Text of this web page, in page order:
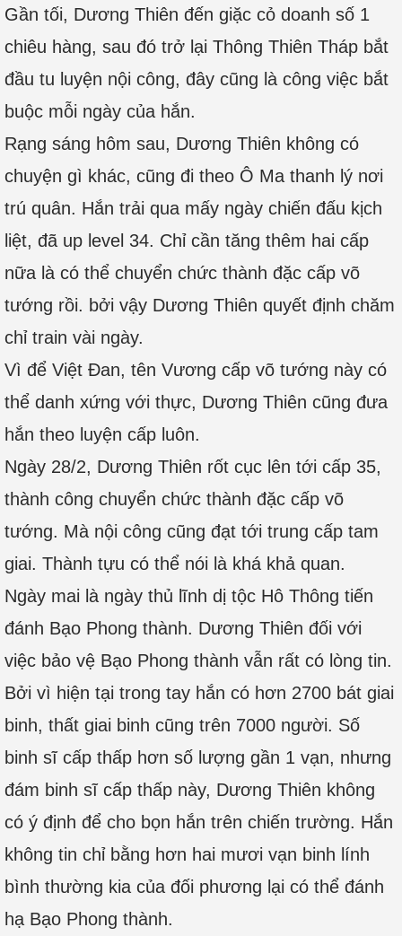
Gần tối, Dương Thiên đến giặc cỏ doanh số 1
chiêu hàng, sau đó trở lại Thông Thiên Tháp bắt
đầu tu luyện nội công, đây cũng là công việc bắt
buộc mỗi ngày của hắn.
Rạng sáng hôm sau, Dương Thiên không có
chuyện gì khác, cũng đi theo Ô Ma thanh lý nơi
trú quân. Hắn trải qua mấy ngày chiến đấu kịch
liệt, đã up level 34. Chỉ cần tăng thêm hai cấp
nữa là có thể chuyển chức thành đặc cấp võ
tướng rồi. bởi vậy Dương Thiên quyết định chăm
chỉ train vài ngày.
Vì để Việt Đan, tên Vương cấp võ tướng này có
thể danh xứng với thực, Dương Thiên cũng đưa
hắn theo luyện cấp luôn.
Ngày 28/2, Dương Thiên rốt cục lên tới cấp 35,
thành công chuyển chức thành đặc cấp võ
tướng. Mà nội công cũng đạt tới trung cấp tam
giai. Thành tựu có thể nói là khá khả quan.
Ngày mai là ngày thủ lĩnh dị tộc Hô Thông tiến
đánh Bạo Phong thành. Dương Thiên đối với
việc bảo vệ Bạo Phong thành vẫn rất có lòng tin.
Bởi vì hiện tại trong tay hắn có hơn 2700 bát giai
binh, thất giai binh cũng trên 7000 người. Số
binh sĩ cấp thấp hơn số lượng gần 1 vạn, nhưng
đám binh sĩ cấp thấp này, Dương Thiên không
có ý định để cho bọn hắn trên chiến trường. Hắn
không tin chỉ bằng hơn hai mươi vạn binh lính
bình thường kia của đối phương lại có thể đánh
hạ Bạo Phong thành.